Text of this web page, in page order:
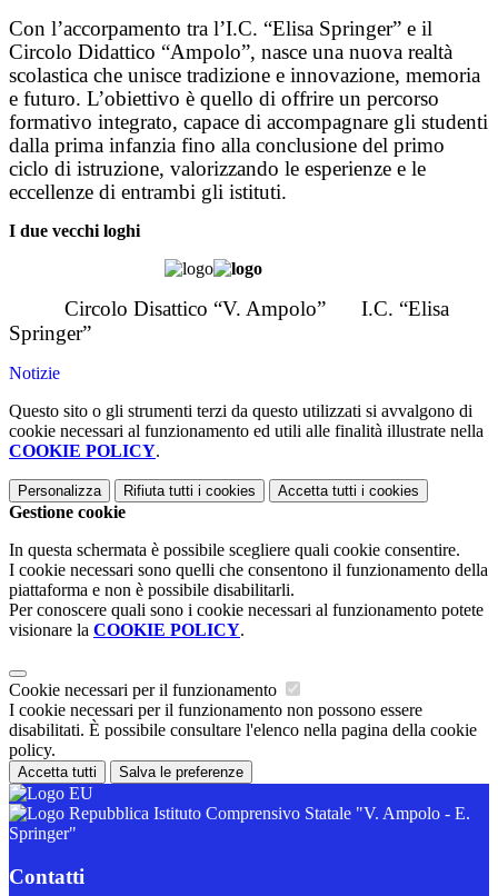
Con l’accorpamento tra l’I.C. “Elisa Springer” e il
Circolo Didattico “Ampolo”, nasce una nuova realtà
scolastica che unisce tradizione e innovazione, memoria
e futuro. L’obiettivo è quello di offrire un percorso
formativo integrato, capace di accompagnare gli studenti
dalla prima infanzia fino alla conclusione del primo
ciclo di istruzione, valorizzando le esperienze e le
eccellenze di entrambi gli istituti.
I due vecchi loghi
Circolo Disattico “V. Ampolo”
I.C. “Elisa
Springer”
Notizie
Questo sito o gli strumenti terzi da questo utilizzati si avvalgono di
cookie necessari al funzionamento ed utili alle finalità illustrate nella
COOKIE POLICY.
Personalizza Rifiuta tutti i cookies Accetta tutti i cookies
Gestione cookie
In questa schermata è possibile scegliere quali cookie consentire.
I cookie necessari sono quelli che consentono il funzionamento della
piattaforma e non è possibile disabilitarli.
Per conoscere quali sono i cookie necessari al funzionamento potete
visionare la COOKIE POLICY.
Cookie necessari per il funzionamento
I cookie necessari per il funzionamento non possono essere
disabilitati. È possibile consultare l'elenco nella pagina della cookie
policy.
Accetta tutti Salva le preferenze
Istituto Comprensivo Statale "V. Ampolo - E.
Springer"
Contatti